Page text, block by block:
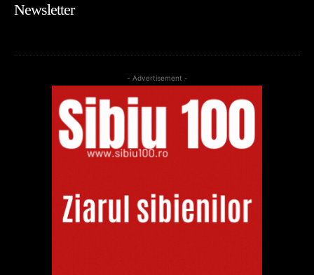
Newsletter
- Advertisement -